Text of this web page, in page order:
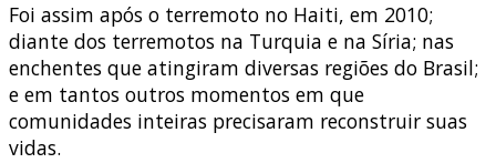
Foi assim após o terremoto no Haiti, em 2010;
diante dos terremotos na Turquia e na Síria; nas
enchentes que atingiram diversas regiões do Brasil;
e em tantos outros momentos em que
comunidades inteiras precisaram reconstruir suas
vidas.